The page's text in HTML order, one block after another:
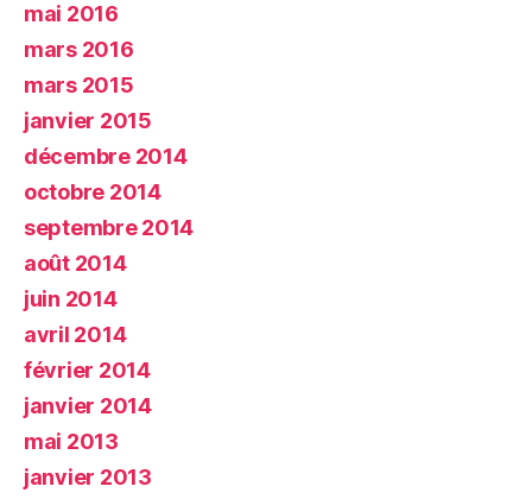
mai 2016
mars 2016
mars 2015
janvier 2015
décembre 2014
octobre 2014
septembre 2014
août 2014
juin 2014
avril 2014
février 2014
janvier 2014
mai 2013
janvier 2013